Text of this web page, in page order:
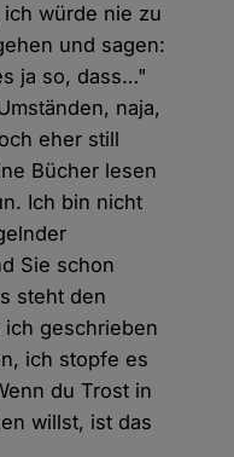
ich würde nie zu
und sagen:
ja so, dass…"
naja,
eher still
Bücher lesen
Ich bin nicht
Sie schon
steht den
geschrieben
ich stopfe es
du Trost in
willst, ist das